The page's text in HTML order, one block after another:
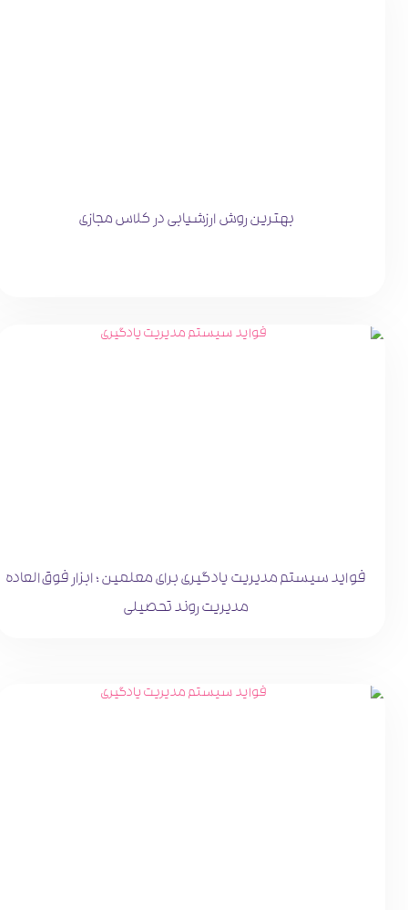
بهترین روش ارزشیابی در کلاس مجازی
فواید سیستم مدیریت یادگیری برای معلمین ؛ ابزار فوق‌العاده
مدیریت روند تحصیلی